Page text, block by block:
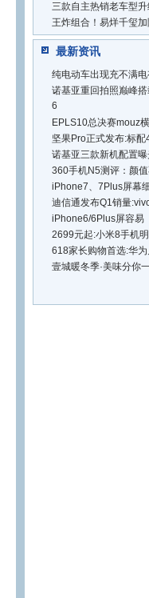
三款自主热销老车型升
王炸组合！易烊千玺
最新资讯
纯电动车出现充不满
诺基亚重回拍照巅峰
6
EPLS10总决赛mouz
坚果Pro正式发布:标配
诺基亚三款新机配置
360手机N5测评：颜
iPhone7、7Plus屏幕
迪信通发布Q1销量
iPhone6/6Plus屏容易
2699元起:小米8手机
618家长购物首选:华
壹城暖冬季·美味分你